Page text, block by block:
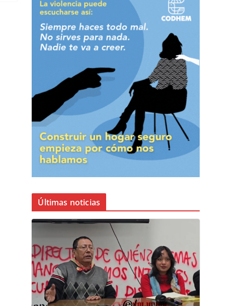
Últimas noticias